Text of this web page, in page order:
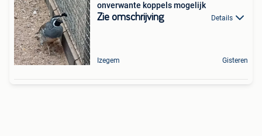
onverwante koppels mogelijk
Zie omschrijving Details
Izegem Gisteren